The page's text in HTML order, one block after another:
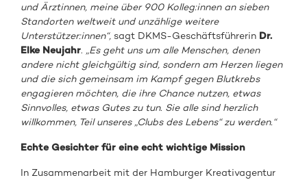
und Ärztinnen, meine über 900 Kolleg:innen an sieben
Standorten weltweit und unzählige weitere
Unterstützer:innen“, sagt DKMS-Geschäftsführerin Dr.
Elke Neujahr. „Es geht uns um alle Menschen, denen
andere nicht gleichgültig sind, sondern am Herzen liegen
und die sich gemeinsam im Kampf gegen Blutkrebs
engagieren möchten, die ihre Chance nutzen, etwas
Sinnvolles, etwas Gutes zu tun. Sie alle sind herzlich
willkommen, Teil unseres „Clubs des Lebens“ zu werden.“
Echte Gesichter für eine echt wichtige Mission
In Zusammenarbeit mit der Hamburger Kreativagentur